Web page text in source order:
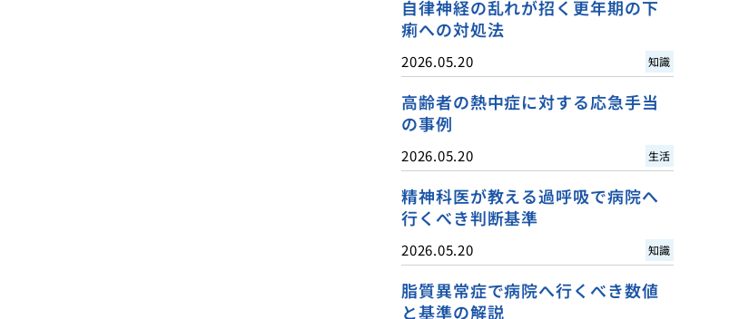
自律神経の乱れが招く更年期の下
痢への対処法
2026.05.20 知識
高齢者の熱中症に対する応急手当
の事例
2026.05.20 生活
精神科医が教える過呼吸で病院へ
行くべき判断基準
2026.05.20 知識
脂質異常症で病院へ行くべき数値
と基準の解説